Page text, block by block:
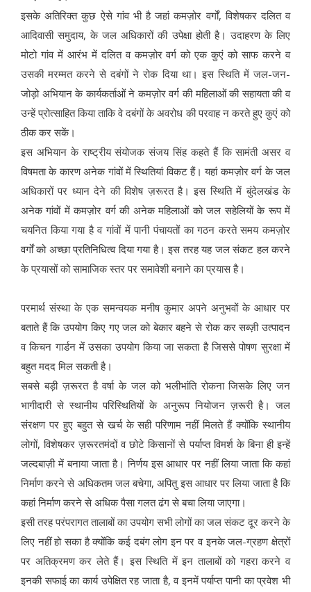
इसके अतिरिक्त कुछ ऐसे गांव भी है जहां कमज़ोर वर्गों, विशेषकर दलित व
आदिवासी समुदाय, के जल अधिकारों की उपेक्षा होती है। उदाहरण के लिए
मोटो गांव में आरंभ में दलित व कमज़ोर वर्ग को एक कुएं को साफ करने व
उसकी मरम्मत करने से दबंगों ने रोक दिया था। इस स्थिति में जल-जन-
जोड़ो अभियान के कार्यकर्ताओं ने कमज़ोर वर्ग की महिलाओं की सहायता की व
उन्हें प्रोत्साहित किया ताकि वे दबंगों के अवरोध की परवाह न करते हुए कुएं को
ठीक कर सकें।
इस अभियान के राष्ट्रीय संयोजक संजय सिंह कहते हैं कि सामंती असर व
विषमता के कारण अनेक गांवों में स्थितियां विकट हैं। यहां कमज़ोर वर्ग के जल
अधिकारों पर ध्यान देने की विशेष ज़रूरत है। इस स्थिति में बुंदेलखंड के
अनेक गांवों में कमज़ोर वर्ग की अनेक महिलाओं को जल सहेलियों के रूप में
चयनित किया गया है व गांवों में पानी पंचायतों का गठन करते समय कमज़ोर
वर्गों को अच्छा प्रतिनिधित्व दिया गया है। इस तरह यह जल संकट हल करने
के प्रयासों को सामाजिक स्तर पर समावेशी बनाने का प्रयास है।
परमार्थ संस्था के एक समन्वयक मनीष कुमार अपने अनुभवों के आधार पर
बताते हैं कि उपयोग किए गए जल को बेकार बहने से रोक कर सब्ज़ी उत्पादन
व किचन गार्डन में उसका उपयोग किया जा सकता है जिससे पोषण सुरक्षा में
बहुत मदद मिल सकती है।
सबसे बड़ी ज़रूरत है वर्षा के जल को भलीभांति रोकना जिसके लिए जन
भागीदारी से स्थानीय परिस्थितियों के अनुरूप नियोजन ज़रूरी है। जल
संरक्षण पर हुए बहुत से खर्च के सही परिणाम नहीं मिलते हैं क्योंकि स्थानीय
लोगों, विशेषकर ज़रूरतमंदों व छोटे किसानों से पर्याप्त विमर्श के बिना ही इन्हें
जल्दबाज़ी में बनाया जाता है। निर्णय इस आधार पर नहीं लिया जाता कि कहां
निर्माण करने से अधिकतम जल बचेगा, अपितु इस आधार पर लिया जाता है कि
कहां निर्माण करने से अधिक पैसा गलत ढंग से बचा लिया जाएगा।
इसी तरह परंपरागत तालाबों का उपयोग सभी लोगों का जल संकट दूर करने के
लिए नहीं हो सका है क्योंकि कई दबंग लोग इन पर व इनके जल-ग्रहण क्षेत्रों
पर अतिक्रमण कर लेते हैं। इस स्थिति में इन तालाबों को गहरा करने व
इनकी सफाई का कार्य उपेक्षित रह जाता है, व इनमें पर्याप्त पानी का प्रवेश भी